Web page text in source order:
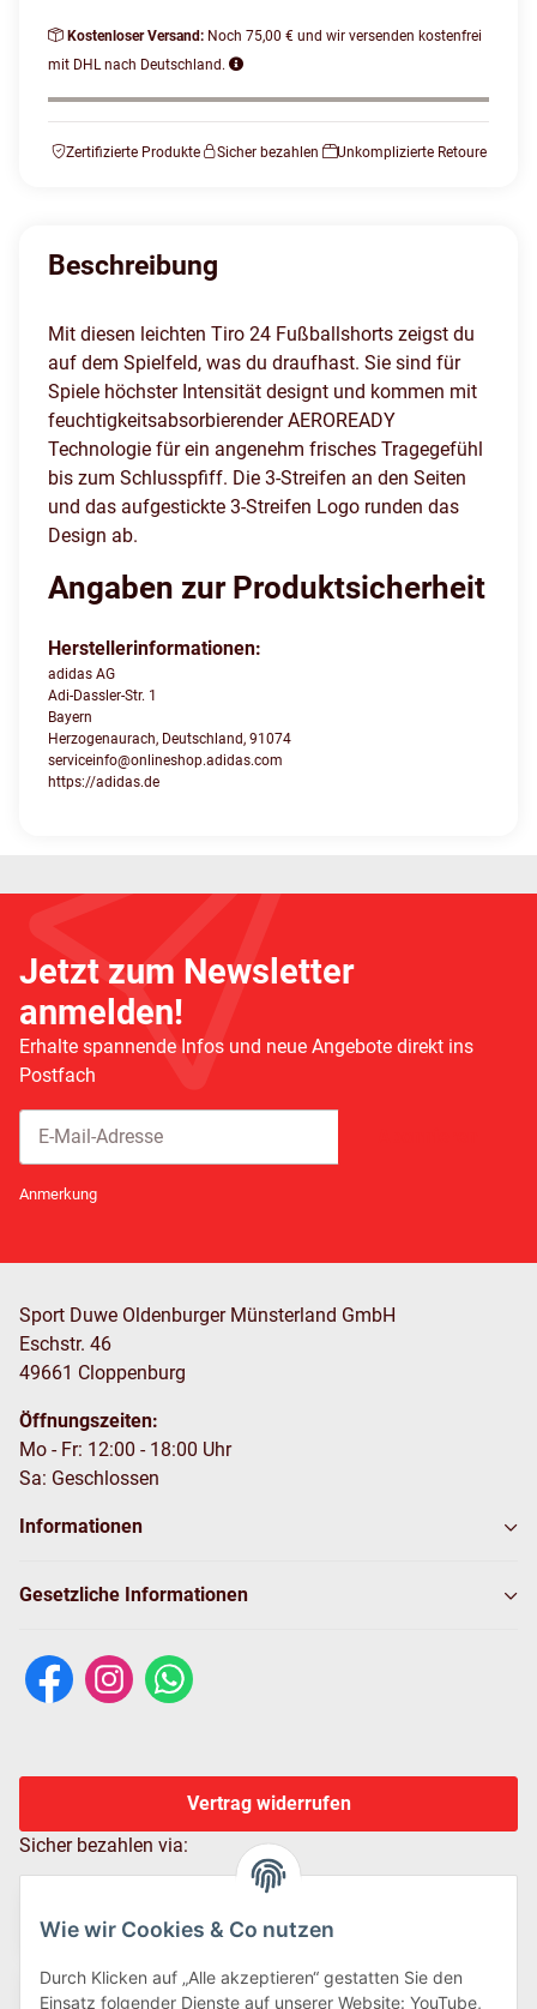
Wie wir Cookies & Co nutzen
Durch Klicken auf „Alle akzeptieren“ gestatten Sie den
Einsatz folgender Dienste auf unserer Website: YouTube,
Kostenloser Versand: Noch 75,00 € und wir versenden kostenfrei
mit DHL nach Deutschland.
Zertifizierte Produkte Sicher bezahlen Unkomplizierte Retoure
Beschreibung
Mit diesen leichten Tiro 24 Fußballshorts zeigst du
auf dem Spielfeld, was du draufhast. Sie sind für
Spiele höchster Intensität designt und kommen mit
feuchtigkeitsabsorbierender AEROREADY
Technologie für ein angenehm frisches Tragegefühl
bis zum Schlusspfiff. Die 3-Streifen an den Seiten
und das aufgestickte 3-Streifen Logo runden das
Design ab.
Angaben zur Produktsicherheit
Herstellerinformationen:
adidas AG
Adi-Dassler-Str. 1
Bayern
Herzogenaurach, Deutschland, 91074
serviceinfo@onlineshop.adidas.com
https://adidas.de
Jetzt zum Newsletter
anmelden!
Erhalte spannende Infos und neue Angebote direkt ins
Postfach
Anmerkung
Sport Duwe Oldenburger Münsterland GmbH
Eschstr. 46
49661 Cloppenburg
Öffnungszeiten:
Mo - Fr: 12:00 - 18:00 Uhr
Sa: Geschlossen
Informationen
Gesetzliche Informationen
Vertrag widerrufen
Sicher bezahlen via: